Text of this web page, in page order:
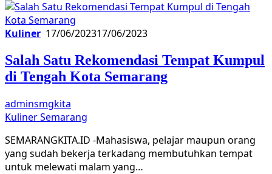
Kuliner 17/06/202317/06/2023
Salah Satu Rekomendasi Tempat Kumpul
di Tengah Kota Semarang
adminsmgkita
Kuliner Semarang
SEMARANGKITA.ID -Mahasiswa, pelajar maupun orang
yang sudah bekerja terkadang membutuhkan tempat
untuk melewati malam yang…